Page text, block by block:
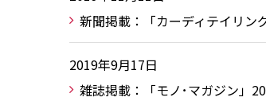
新聞掲載：「カーディテイリン
2019年9月17日
雑誌掲載：「モノ･マガジン」